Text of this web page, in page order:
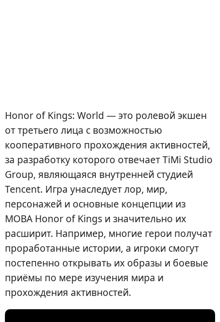
Honor of Kings: World — это ролевой экшен
от третьего лица с возможностью
кооперативного прохождения активностей,
за разработку которого отвечает TiMi Studio
Group, являющаяся внутренней студией
Tencent. Игра унаследует лор, мир,
персонажей и основные концепции из
MOBA Honor of Kings и значительно их
расширит. Например, многие герои получат
проработанные истории, а игроки смогут
постепенно открывать их образы и боевые
приёмы по мере изучения мира и
прохождения активностей.